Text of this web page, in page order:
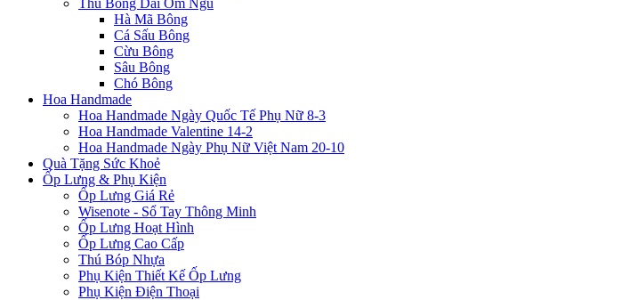
Thú Bông Dài Ôm Ngủ
Hà Mã Bông
Cá Sấu Bông
Cừu Bông
Sâu Bông
Chó Bông
Hoa Handmade
Hoa Handmade Ngày Quốc Tế Phụ Nữ 8-3
Hoa Handmade Valentine 14-2
Hoa Handmade Ngày Phụ Nữ Việt Nam 20-10
Quà Tặng Sức Khoẻ
Ốp Lưng & Phụ Kiện
Ốp Lưng Giá Rẻ
Wisenote - Sổ Tay Thông Minh
Ốp Lưng Hoạt Hình
Ốp Lưng Cao Cấp
Thú Bóp Nhựa
Phụ Kiện Thiết Kế Ốp Lưng
Phụ Kiện Điện Thoại